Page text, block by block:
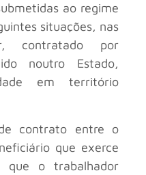
ao regime
situações, nas
contratado por
noutro Estado,
em território
contrato entre o
que exerce
que o trabalhador